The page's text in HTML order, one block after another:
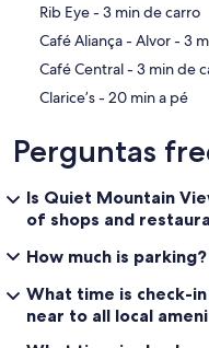
‪Rib Eye - ‬3 min de carro
‪Café
‪Café Central - ‬3 min
‪Clarice’s - ‬20 min a pé
Perguntas
Is Quiet Mountain
of shops and
How much is parking?
What time is check-
near to all local